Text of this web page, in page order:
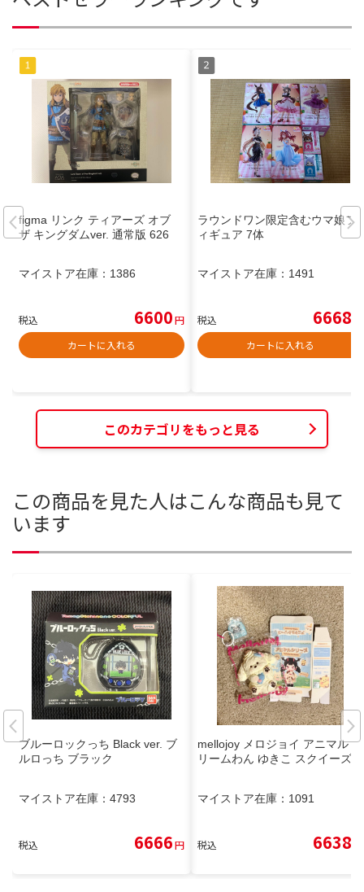
figma リンク ティアーズ オブ
ザ キングダムver. 通常版 626
マイストア在庫： 1386
税込 6600円
カートに入れる
ラウンドワン限定含むウマ娘フ
ィギュア 7体
マイストア在庫： 1491
税込 6668
カートに入れる
このカテゴリをもっと見る
この商品を見た人はこんな商品も見て
います
ブルーロックっち Black ver. ブ
ルロっち ブラック
マイストア在庫： 4793
税込 6666円
mellojoy メロジョイ アニマル ク
リームわん ゆきこ スクイーズ
マイストア在庫： 1091
税込 6638